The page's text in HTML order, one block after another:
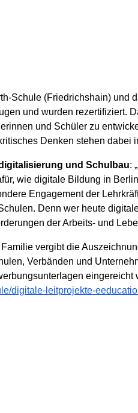
Schule (Friedrichshain) und
und wurden rezertifiziert.
und Schüler zu
Denken stehen dabei
und Schulbau:
wie digitale Bildung in
Engagement der
Denn wer heute
der Arbeits- und
vergibt die
Verbänden und
digitale-leitprojekte-